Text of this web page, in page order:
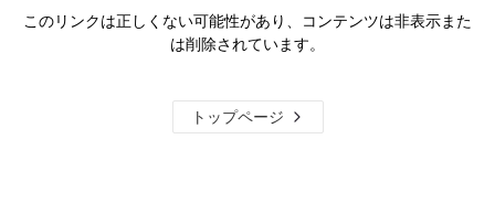
このリンクは正しくない可能性があり、コンテンツは非表示また
は削除されています。
トップページ